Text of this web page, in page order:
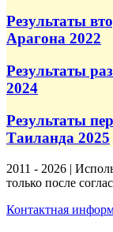
Результаты
Арагона 2022
Результаты
2024
Результаты
Таиланда 2025
2011 - 2026 |
только после
Контактная